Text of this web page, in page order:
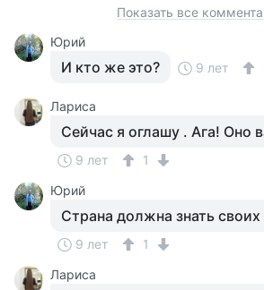
Показать все
Юрий
И кто же это? 9 лет
Лариса
Сейчас я оглашу . Ага! Оно
9 лет
1
Юрий
Страна должна знать своих
9 лет
1
Лариса